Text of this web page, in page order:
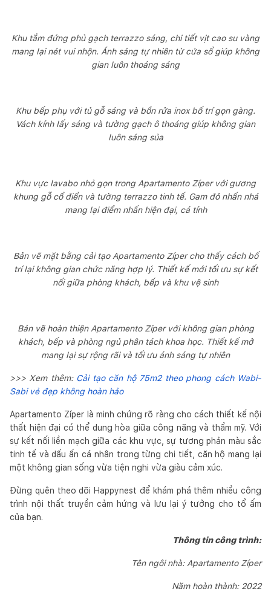
Khu tắm đứng phủ gạch terrazzo sáng, chi tiết vịt cao su vàng
mang lại nét vui nhộn. Ánh sáng tự nhiên từ cửa sổ giúp không
gian luôn thoáng sáng
Khu bếp phụ với tủ gỗ sáng và bồn rửa inox bố trí gọn gàng.
Vách kính lấy sáng và tường gạch ô thoáng giúp không gian
luôn sáng sủa
Khu vực lavabo nhỏ gọn trong Apartamento Zíper với gương
khung gỗ cổ điển và tường terrazzo tinh tế. Gam đỏ nhấn nhá
mang lại điểm nhấn hiện đại, cá tính
Bản vẽ mặt bằng cải tạo Apartamento Zíper cho thấy cách bố
trí lại không gian chức năng hợp lý. Thiết kế mới tối ưu sự kết
nối giữa phòng khách, bếp và khu vệ sinh
Bản vẽ hoàn thiện Apartamento Zíper với không gian phòng
khách, bếp và phòng ngủ phân tách khoa học. Thiết kế mở
mang lại sự rộng rãi và tối ưu ánh sáng tự nhiên
>>> Xem thêm: Cải tạo căn hộ 75m2 theo phong cách Wabi-
Sabi vẻ đẹp không hoàn hảo
Apartamento Zíper là minh chứng rõ ràng cho cách thiết kế nội
thất hiện đại có thể dung hòa giữa công năng và thẩm mỹ. Với
sự kết nối liền mạch giữa các khu vực, sự tương phản màu sắc
tinh tế và dấu ấn cá nhân trong từng chi tiết, căn hộ mang lại
một không gian sống vừa tiện nghi vừa giàu cảm xúc.
Đừng quên theo dõi Happynest để khám phá thêm nhiều công
trình nội thất truyền cảm hứng và lưu lại ý tưởng cho tổ ấm
của bạn.
Thông tin công trình:
Tên ngôi nhà: Apartamento Zíper
Năm hoàn thành: 2022